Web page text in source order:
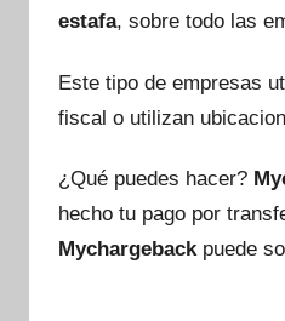
estafa, sobre todo las
Este tipo de empresas
fiscal o utilizan
¿Qué puedes hacer?
hecho tu pago por
Mychargebackpuede